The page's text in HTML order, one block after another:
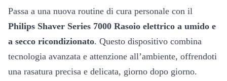
Passa a una nuova routine di cura personale con il
Philips Shaver Series 7000 Rasoio elettrico a umido e
a secco ricondizionato. Questo dispositivo combina
tecnologia avanzata e attenzione all’ambiente, offrendoti
una rasatura precisa e delicata, giorno dopo giorno.